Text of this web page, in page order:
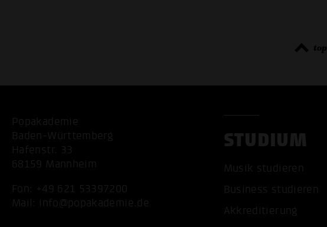
top
Popakademie
Baden-Württemberg
Hafenstr. 33
68159 Mannheim
Fon: +49 621 53397200
Mail: info@popakademie.de
STUDIUM
Musik studieren
Business studieren
Akkreditierung